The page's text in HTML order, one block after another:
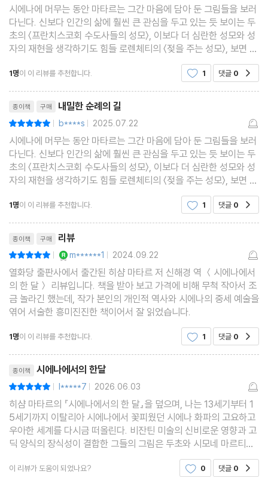
시에나에 머무는 동안 마타르는 그간 마음에 담아 둔 그림들을 보러
다닌다. 신보다 인간의 삶에 훨씬 큰 관심을 두고 있는 듯 보이는 두
초의 〈프란치스코회 수도사들의 성모〉, 이보다 더 심란한 성모와 성
자의 재현을 생각하기도 힘들 로렌체티의 〈젖을 주는 성모〉, 보면 볼
수록 가슴 깊이 고통이 자리하게 되는 사노 디 피에트로의 〈수태를
알리는 천사〉 등, 모두 어딘가 조금씩
1명이 이 리뷰를 추천합니다. 1 댓글 0
종이책 구매 내밀한 순례의 길
| b****s | 2025.07.22
시에나에 머무는 동안 마타르는 그간 마음에 담아 둔 그림들을 보러
다닌다. 신보다 인간의 삶에 훨씬 큰 관심을 두고 있는 듯 보이는 두
초의 〈프란치스코회 수도사들의 성모〉, 이보다 더 심란한 성모와 성
자의 재현을 생각하기도 힘들 로렌체티의 〈젖을 주는 성모〉, 보면 볼
수록 가슴 깊이 고통이 자리하게 되는 사노 디 피에트로의 〈수태를
알리는 천사〉 등, 모두 어딘가 조금씩
1명이 이 리뷰를 추천합니다. 1 댓글 0
종이책 구매 리뷰
| m******1 | 2024.09.22
열화당 출판사에서 출간된 히샴 마타르 저 신해경 역 ＜시에나에서
의 한 달＞ 리뷰입니다. 책을 받아 보고 가격에 비해 무척 작아서 조
금 놀라긴 했는데, 작가 본인의 개인적 역사와 시에나의 중세 예술을
엮어 서술한 흥미진진한 책이어서 잘 읽었습니다.
1명이 이 리뷰를 추천합니다. 1 댓글 0
종이책 시에나에서의 한달
| l*****7 | 2026.06.03
히샴 마타르의 『시에나에서의 한 달』을 덮으며, 나는 13세기부터 1
5세기까지 이탈리아 시에나에서 꽃피웠던 시에나 화파의 고요하고
우아한 세계를 다시금 떠올린다. 비잔틴 미술의 신비로운 영향과 고
딕 양식의 장식성이 결합한 그들의 그림은 두초와 시모네 마르티니,
피에트로와 암브로조 로렌체티 형제에 이르기까지, 시대를 초월한
선의 미학을 우리에게 전한다. 이는 단순히 붓질
이 리뷰가 도움이 되었나요? 0 댓글 0